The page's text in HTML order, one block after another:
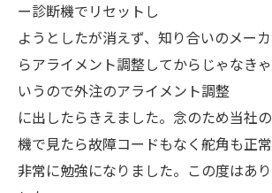
ー診断機でリセットし
ようとしたが消えず、知り合いのメー
らアライメント調整してからじゃなき
いうので外注のアライメント調整
に出したらきえました。念のため当社
機で見たら故障コードもなく舵角も正常
非常に勉強になりました。この度はあ